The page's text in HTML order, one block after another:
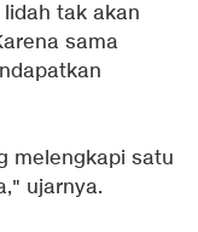
tak akan
sama
melengkapi satu
ujarnya.